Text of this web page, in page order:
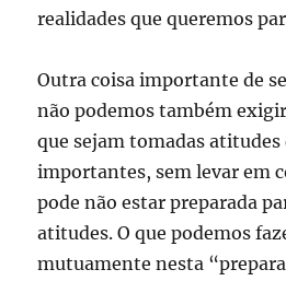
realidades que queremos
Outra coisa importante de
não podemos também
que sejam tomadas
importantes, sem levar em
pode não estar preparada
atitudes. O que podemos
mutuamente nesta